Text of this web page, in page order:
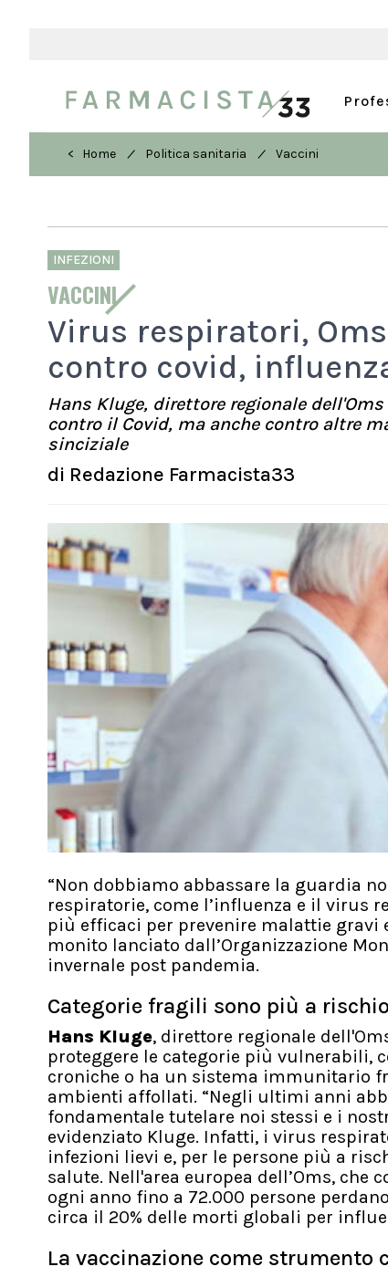
< Home / Politica sanitaria / Vaccini
INFEZIONI
VACCINI
Virus respiratori,
contro covid,
Hans Kluge, direttore regionale
contro il Covid, ma anche contro altre
sinciziale
di Redazione Farmacista33
“Non dobbiamo abbassare la guardia
respiratorie, come l’influenza e il virus
più efficaci per prevenire malattie gravi
monito lanciato dall’Organizzazione
invernale post pandemia.
Categorie fragili sono più a rischio
Hans Kluge, direttore regionale
proteggere le categorie più vulnerabili,
croniche o ha un sistema immunitario
ambienti affollati. “Negli ultimi anni
fondamentale tutelare noi stessi e i
evidenziato Kluge. Infatti, i virus
infezioni lievi e, per le persone più a
salute. Nell'area europea dell’Oms, che
ogni anno fino a 72.000 persone
circa il 20% delle morti globali per
La vaccinazione come strumento